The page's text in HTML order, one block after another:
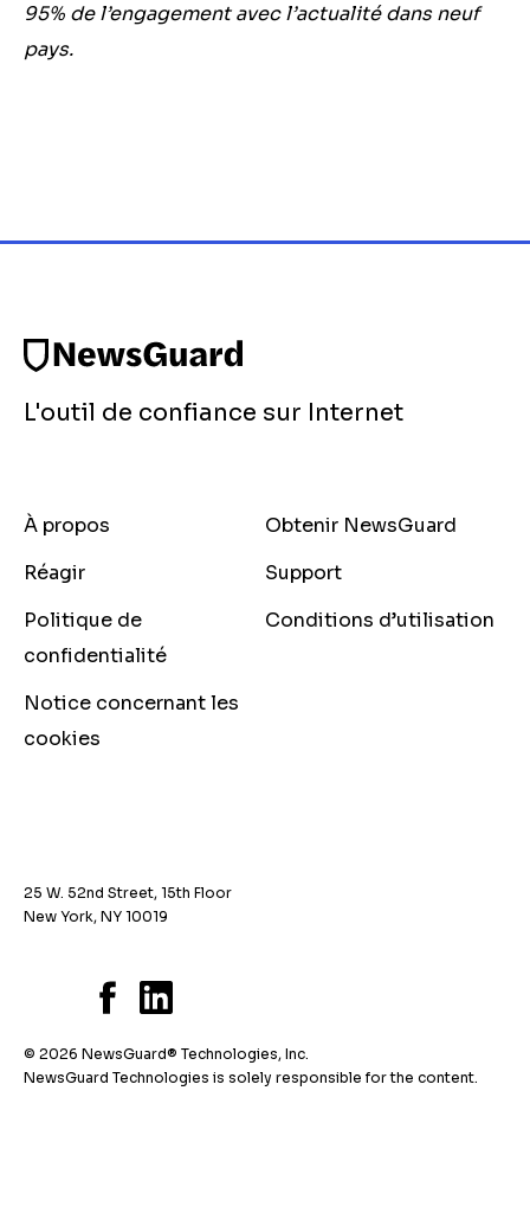
95% de l’engagement avec l’actualité dans neuf
pays.
L'outil de confiance sur Internet
À propos
Obtenir NewsGuard
Réagir
Support
Politique de
confidentialité
Conditions d’utilisation
Notice concernant les
cookies
25 W. 52nd Street, 15th Floor
New York, NY 10019
© 2026 NewsGuard® Technologies, Inc.
NewsGuard Technologies is solely responsible for the content.